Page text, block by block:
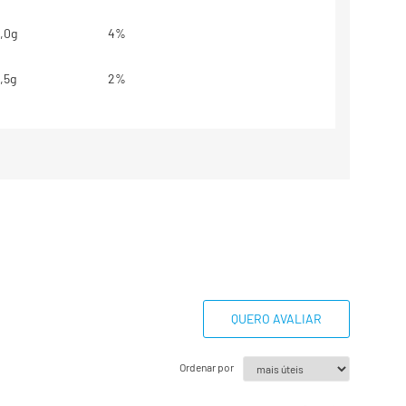
4%
2%
QUERO AVALIAR
Ordenar por